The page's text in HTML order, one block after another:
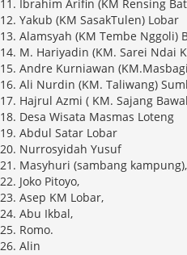
11. Ibrahim Arifin (KM Rensing
12. Yakub (KM SasakTulen) Lobar
13. Alamsyah (KM Tembe Nggoli)
14. M. Hariyadin (KM. Sarei Ndai
15. Andre Kurniawan
16. Ali Nurdin (KM. Taliwang)
17. Hajrul Azmi ( KM. Sajang
18. Desa Wisata Masmas Loteng
19. Abdul Satar Lobar
20. Nurrosyidah Yusuf
21. Masyhuri (sambang kampung),
22. Joko Pitoyo,
23. Asep KM Lobar,
24. Abu Ikbal,
25. Romo.
26. Alin